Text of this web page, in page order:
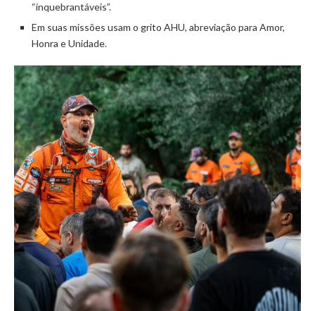
“inquebrantáveis”.
Em suas missões usam o grito AHU, abreviação para Amor,
Honra e Unidade.